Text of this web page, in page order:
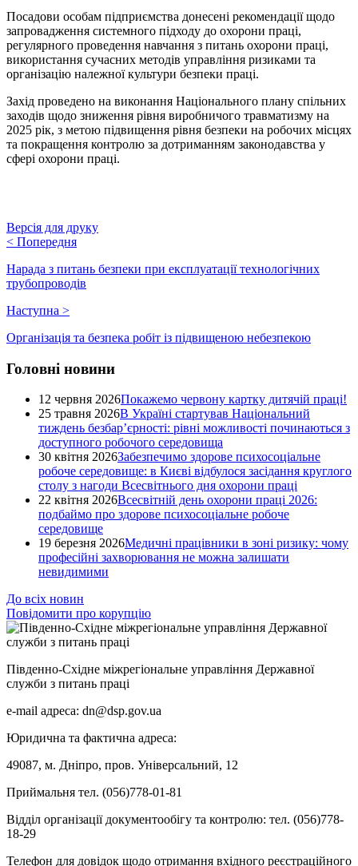
Посадови особам підприємства донесені рекомендації щодо
запровадження системного підходу до охорони праці,
регулярного проведення навчання з питань охорони праці,
використання сучасних методів управління ризиками та
організацію належної культури безпеки праці.
Захід проведено на виконання Національного плану спільних
заходів щодо зниження рівня виробничого травматизму на
2025 рік, з метою підвищення рівня безпеки на робочих місцях
та покращення контролю за дотриманням законодавства у
сфері охорони праці.
Версія для друку
< Попередня
Нарада з питань безпеки при експлуатації технологічних
трубопроводів
Наступна >
Організація та безпека робіт із підвищеною небезпекою
Головні новини
12 червня 2026Покажемо червону картку дитячій праці!
25 травня 2026В Україні стартував Національний
тиждень безбар’єрності: рівні можливості починаються з
доступного робочого середовища
30 квітня 2026Забезпечимо здорове психосоціальне
робоче середовище: в Києві відбулося засідання круглого
столу з нагоди Всесвітнього дня охорони праці
22 квітня 2026Всесвітній день охорони праці 2026:
подбаймо про здорове психосоціальне робоче
середовище
19 березня 2026Медичні працівники в зоні ризику: чому
професійні захворювання не можна залишати
невидимими
До всіх новин
Повідомити про корупцію
Південно-Східне міжрегіональне управління Державної
служби з питань праці
e-mail адреса: dn@dsp.gov.ua
Юридична та фактична адреса:
49087, м. Дніпро, пров. Універсальний, 12
Приймальня тел. (056)778-01-81
Відділ організації документообігу та контролю: тел. (056)778-
18-29
Телефон для довідок щодо отримання вхідного реєстраційного